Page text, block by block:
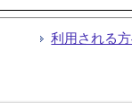
利用される